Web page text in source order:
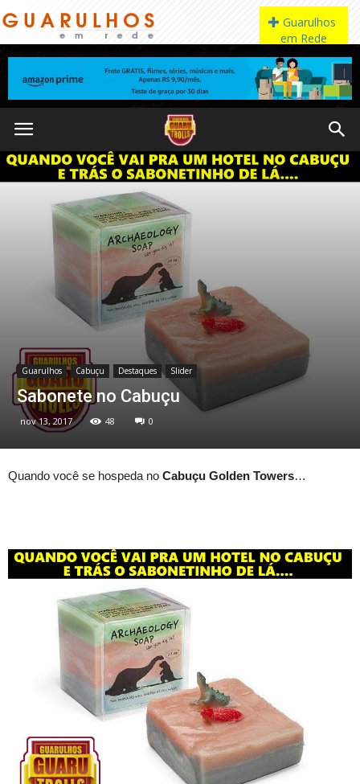
Guarulhos Cabuçu Destaques Slider
Sabonete no Cabuçu
nov 13, 2017 48 0
Quando você se hospeda no Cabuçu Golden Towers…